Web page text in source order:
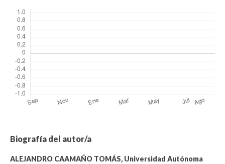
Biografía del autor/a
ALEJANDRO CAAMAÑO TOMÁS, Universidad Autónoma